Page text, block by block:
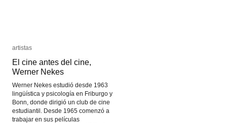
artistas
El cine antes del cine,
Werner Nekes
Werner Nekes estudió desde 1963
lingüística y psicología en Friburgo y
Bonn, donde dirigió un club de cine
estudiantil. Desde 1965 comenzó a
trabajar en sus películas
artistas
El cine antes del cine,
Werner Nekes